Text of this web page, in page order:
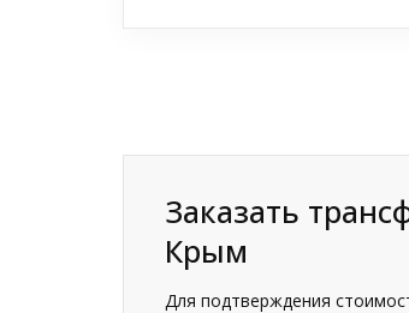
Заказать
Крым
Для подтверждения